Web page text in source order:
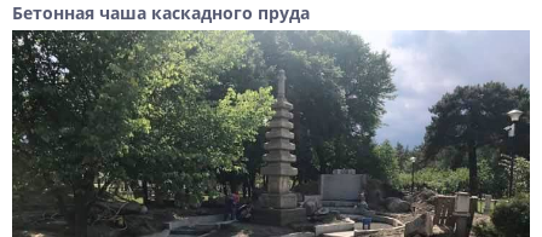
Бетонная чаша каскадного пруда